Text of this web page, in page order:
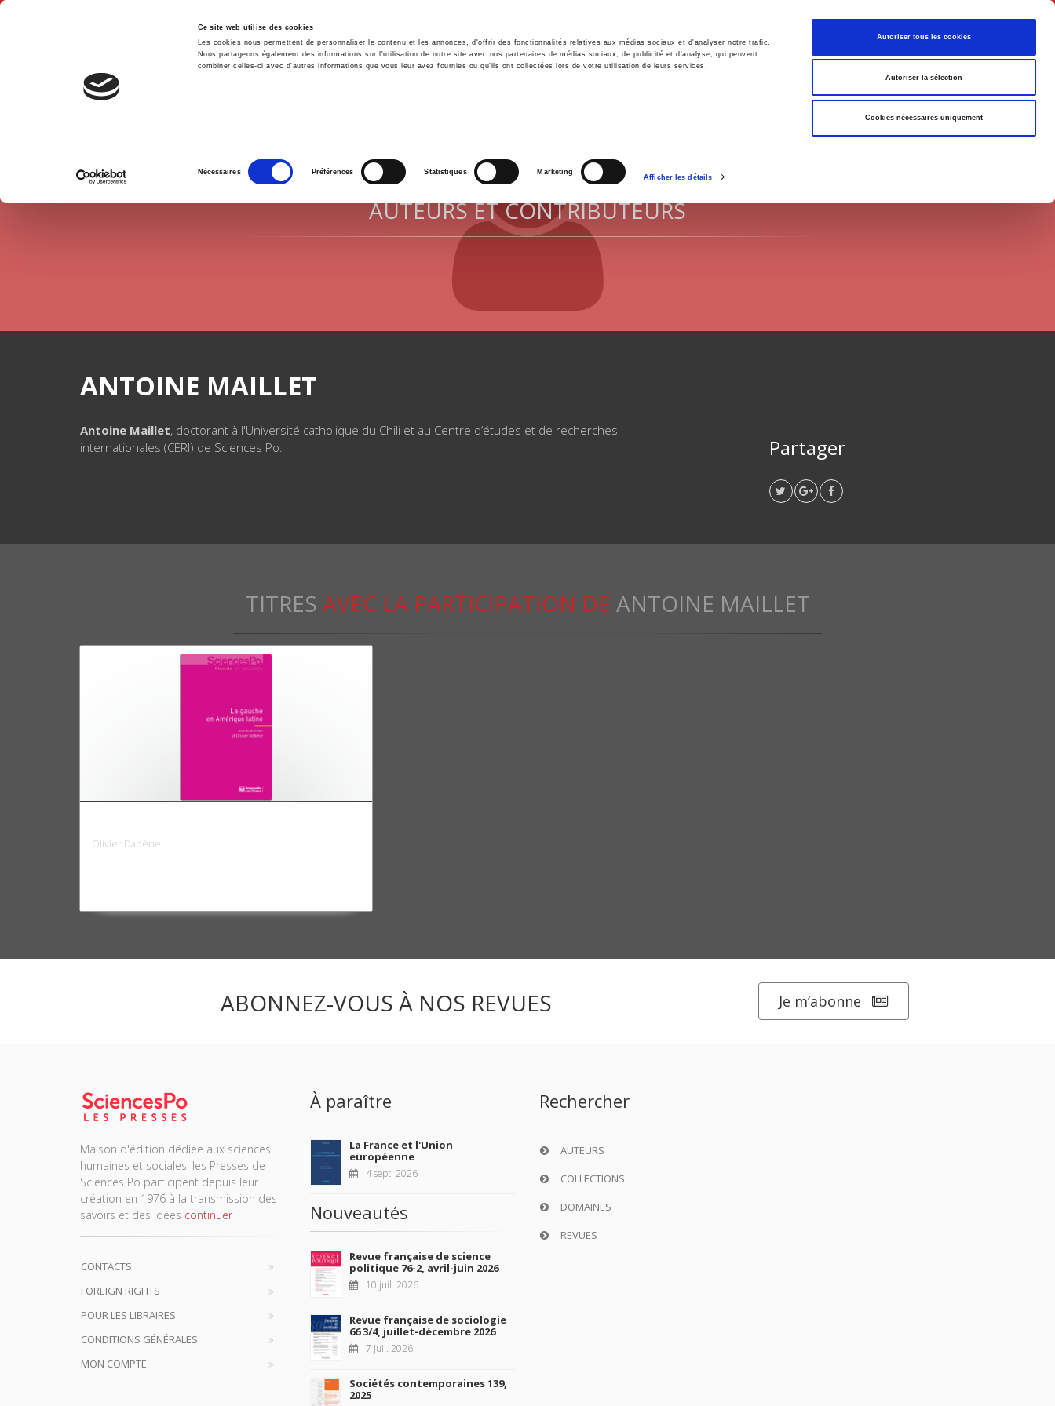
Ce site web utilise des cookies
Les cookies nous permettent de personnaliser le contenu et les annonces, d'offrir des fonctionnalités relatives aux médias sociaux et d'analyser notre trafic.
Nous partageons également des informations sur l'utilisation de notre site avec nos partenaires de médias sociaux, de publicité et d'analyse, qui peuvent
combiner celles-ci avec d'autres informations que vous leur avez fournies ou qu'ils ont collectées lors de votre utilisation de leurs services.
consentement
Nécessaires Préférences Statistiques Marketing
Afficher les détails
Autoriser tous les cookies
Autoriser la sélection
Cookies nécessaires uniquement
Français
Accueil Environnement Histoire International
AUTEURS ET CONTRIBUTEURS
ANTOINE MAILLET
Antoine Maillet, doctorant à l'Université catholique du Chili et au Centre d’études et de recherches
internationales (CERI) de Sciences Po.
Partager
TITRES AVEC LA PARTICIPATION DE ANTOINE MAILLET
Olivier Dabène
ABONNEZ-VOUS À NOS REVUES Je m’abonne
Maison d'édition dédiée aux sciences
humaines et sociales, les Presses de
Sciences Po participent depuis leur
création en 1976 à la transmission des
savoirs et des idées continuer
CONTACTS
FOREIGN RIGHTS
POUR LES LIBRAIRES
CONDITIONS GÉNÉRALES
MON COMPTE
À paraître
La France et l'Union
européenne
4 sept. 2026
Nouveautés
Revue française de science
politique 76-2, avril-juin 2026
10 juil. 2026
Revue française de sociologie
66 3/4, juillet-décembre 2026
7 juil. 2026
Sociétés contemporaines 139,
2025
Rechercher
AUTEURS
COLLECTIONS
DOMAINES
REVUES